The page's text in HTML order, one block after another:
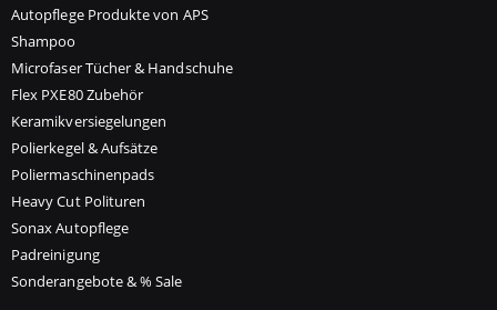
Autopflege Produkte von APS
Shampoo
Microfaser Tücher & Handschuhe
Flex PXE80 Zubehör
Keramikversiegelungen
Polierkegel & Aufsätze
Poliermaschinenpads
Heavy Cut Polituren
Sonax Autopflege
Padreinigung
Sonderangebote & % Sale